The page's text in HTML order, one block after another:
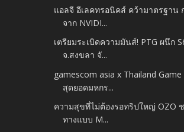
แอลจี อีเลคทรอนิคส์ คว้ามาตรฐาน
จาก NVIDI...
เตรียมระเบิดความมันส์! PTG ผนึก
จ.สงขลา จั...
gamescom asia x Thailand
สุดยอดมหกร...
ความสุขที่ไม่ต้องรอทริปใหญ่ OZO
ทางแบบ M...